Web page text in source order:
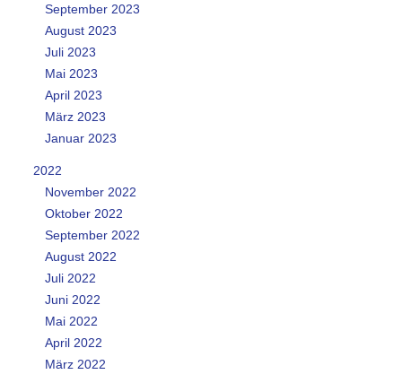
September 2023
August 2023
Juli 2023
Mai 2023
April 2023
März 2023
Januar 2023
2022
November 2022
Oktober 2022
September 2022
August 2022
Juli 2022
Juni 2022
Mai 2022
April 2022
März 2022